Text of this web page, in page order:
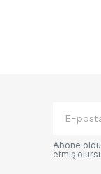
Abone
etmiş